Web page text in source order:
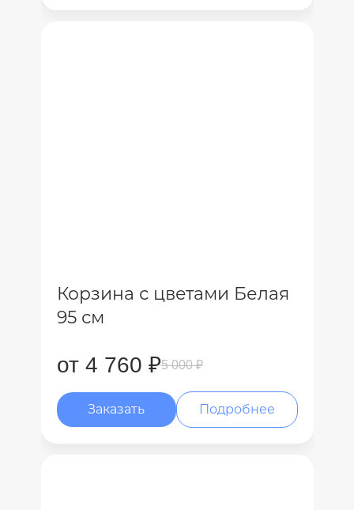
Корзина с цветами Белая
95 см
от 4 760 ₽5 000 ₽
Заказать Подробнее